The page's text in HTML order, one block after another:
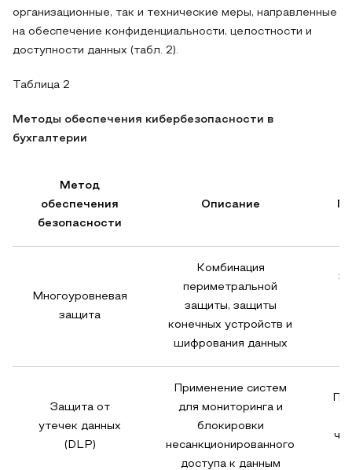
организационные, так и технические меры, направленные
на обеспечение конфиденциальности, целостности и
доступности данных (табл. 2).
Таблица 2
Методы обеспечения кибербезопасности в
бухгалтерии
Метод
обеспечения
безопасности
Описание
Многоуровневая
защита
Комбинация
периметральной
защиты, защиты
конечных устройств и
шифрования данных
Защита от
утечек данных
(DLP)
Применение систем
для мониторинга и
блокировки
несанкционированного
доступа к данным